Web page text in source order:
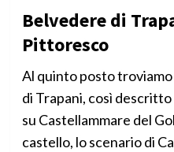
Belvedere di
Pittoresco
Al quinto posto
di Trapani, così
su Castellammare del
castello, lo scenario di